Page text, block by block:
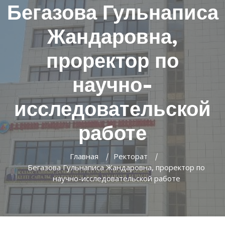
Бегазова Гульнаписа
Жандаровна,
проректор по
научно-
исследовательской
работе
Главная
Ректорат
Бегазова Гульнаписа Жандаровна, проректор по
научно-исследовательской работе